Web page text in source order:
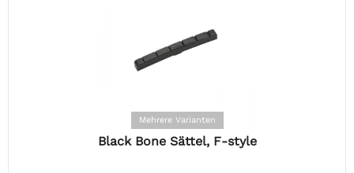
Mehrere Varianten
Black Bone Sättel, F-style